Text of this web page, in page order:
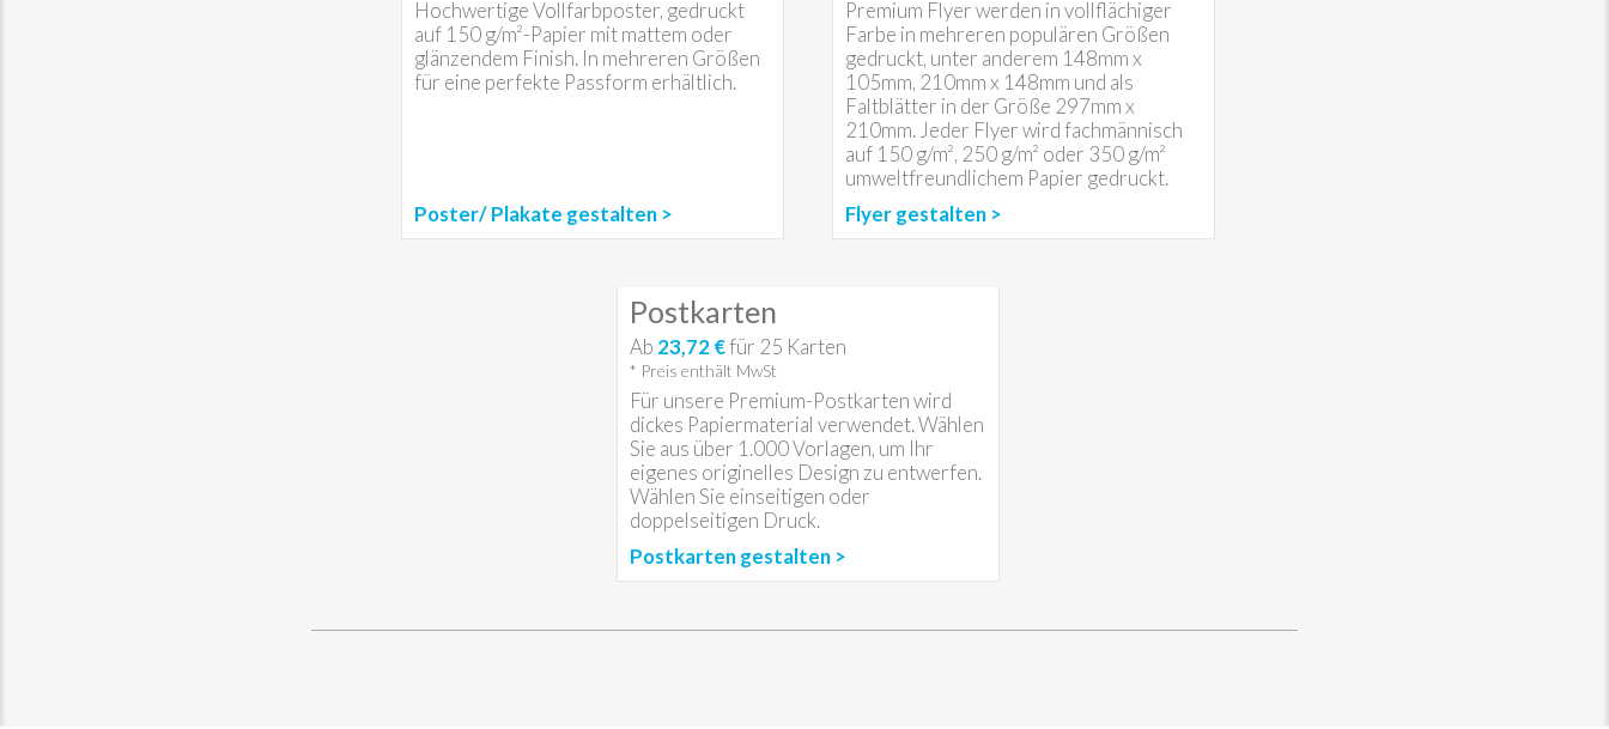
Hochwertige Vollfarbposter, gedruckt
auf 150 g/m²-Papier mit mattem oder
glänzendem Finish. In mehreren Größen
für eine perfekte Passform erhältlich.
Poster/ Plakate gestalten >
Premium Flyer werden in vollflächiger
Farbe in mehreren populären Größen
gedruckt, unter anderem 148mm x
105mm, 210mm x 148mm und als
Faltblätter in der Größe 297mm x
210mm. Jeder Flyer wird fachmännisch
auf 150 g/m², 250 g/m² oder 350 g/m²
umweltfreundlichem Papier gedruckt.
Flyer gestalten >
Postkarten
Ab 23,72 €für 25 Karten
* Preis enthält MwSt
Für unsere Premium-Postkarten wird
dickes Papiermaterial verwendet. Wählen
Sie aus über 1.000 Vorlagen, um Ihr
eigenes originelles Design zu entwerfen.
Wählen Sie einseitigen oder
doppelseitigen Druck.
Postkarten gestalten >